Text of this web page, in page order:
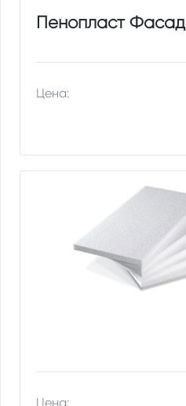
Пенопласт
Цена:
Цена: